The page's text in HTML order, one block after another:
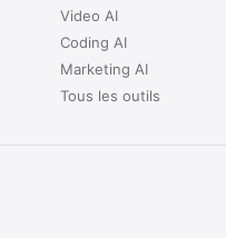
Video AI
Coding AI
Marketing AI
Tous les outils